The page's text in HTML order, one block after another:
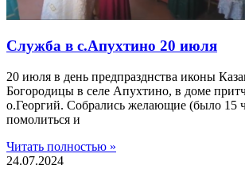
Служба в с.Апухтино 20 июля
20 июля в день предпразднства иконы
Богородицы в селе Апухтино, в доме
о.Георгий. Собрались желающие (было 15
помолиться и
Читать полностью »
24.07.2024